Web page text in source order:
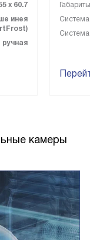
х 60.7
инея
ручная
камеры